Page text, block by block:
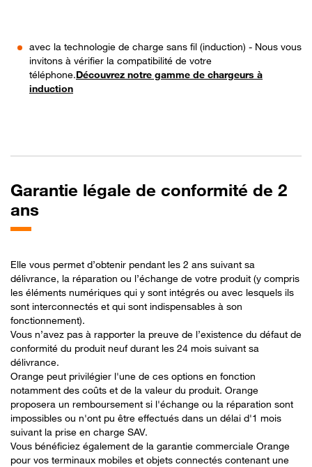
avec la technologie de charge sans fil (induction) - Nous vous
invitons à vérifier la compatibilité de votre
téléphone.Découvrez notre gamme de chargeurs à
induction
Garantie légale de conformité de 2
ans
Elle vous permet d’obtenir pendant les 2 ans suivant sa
délivrance, la réparation ou l’échange de votre produit (y compris
les éléments numériques qui y sont intégrés ou avec lesquels ils
sont interconnectés et qui sont indispensables à son
fonctionnement).
Vous n’avez pas à rapporter la preuve de l’existence du défaut de
conformité du produit neuf durant les 24 mois suivant sa
délivrance.
Orange peut privilégier l'une de ces options en fonction
notamment des coûts et de la valeur du produit. Orange
proposera un remboursement si l'échange ou la réparation sont
impossibles ou n'ont pu être effectués dans un délai d'1 mois
suivant la prise en charge SAV.
Vous bénéficiez également de la garantie commerciale Orange
pour vos terminaux mobiles et objets connectés contenant une